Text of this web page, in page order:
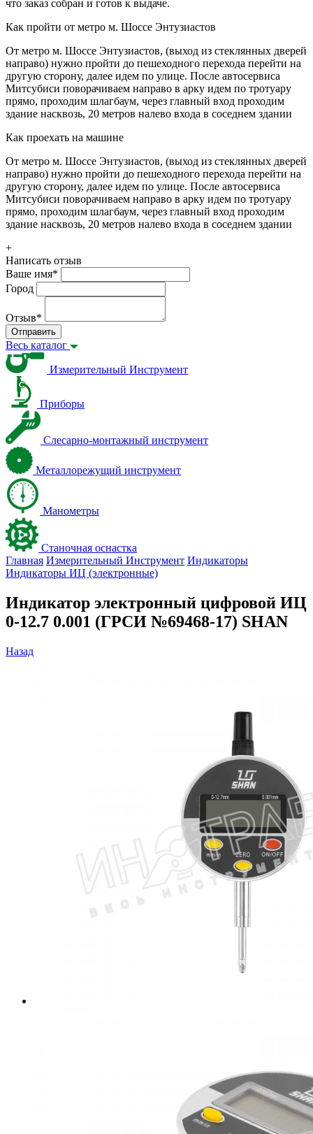
что заказ собран и готов к выдаче.
Как пройти от метро м. Шоссе Энтузиастов
От метро м. Шоссе Энтузиастов, (выход из стеклянных дверей
направо) нужно пройти до пешеходного перехода перейти на
другую сторону, далее идем по улице. После автосервиса
Митсубиси поворачиваем направо в арку идем по тротуару
прямо, проходим шлагбаум, через главный вход проходим
здание насквозь, 20 метров налево входа в соседнем здании
Как проехать на машине
От метро м. Шоссе Энтузиастов, (выход из стеклянных дверей
направо) нужно пройти до пешеходного перехода перейти на
другую сторону, далее идем по улице. После автосервиса
Митсубиси поворачиваем направо в арку идем по тротуару
прямо, проходим шлагбаум, через главный вход проходим
здание насквозь, 20 метров налево входа в соседнем здании
+
Написать отзыв
Ваше имя*
Город
Отзыв*
Отправить
Весь каталог
Измерительный Инструмент
Приборы
Слесарно-монтажный инструмент
Металлорежущий инструмент
Манометры
Станочная оснастка
Главная Измерительный Инструмент Индикаторы
Индикаторы ИЦ (электронные)
Индикатор электронный цифровой ИЦ
0-12.7 0.001 (ГРСИ №69468-17) SHAN
Назад